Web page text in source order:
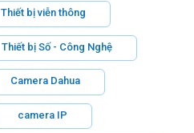
Thiết bị viễn thông
Thiết bị Số - Công Nghệ
Camera Dahua
camera IP